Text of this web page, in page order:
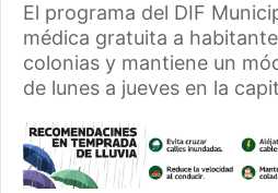
El programa del DIF
médica gratuita a
colonias y mantiene un
de lunes a jueves en la